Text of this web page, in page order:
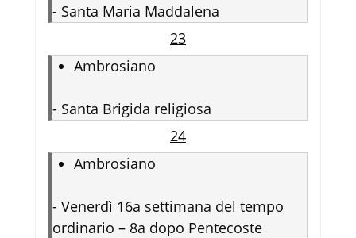
- Santa Maria Maddalena
23
Ambrosiano
- Santa Brigida religiosa
24
Ambrosiano
- Venerdì 16a settimana del tempo
ordinario – 8a dopo Pentecoste